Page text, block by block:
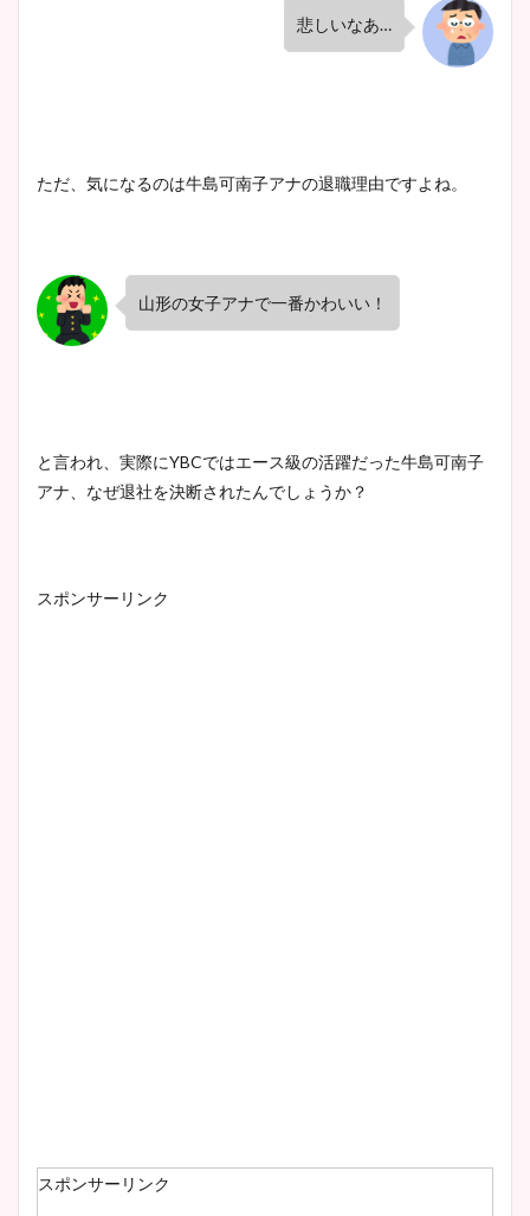
悲しいなあ…
ただ、気になるのは牛島可南子アナの退職理由ですよね。
山形の女子アナで一番かわいい！
と言われ、実際にYBCではエース級の活躍だった牛島可南子
アナ、なぜ退社を決断されたんでしょうか？
スポンサーリンク
スポンサーリンク